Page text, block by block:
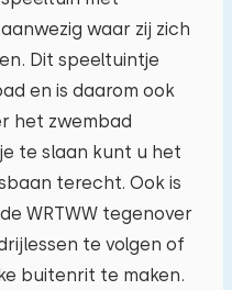
waar zij zich
Dit speeltuintje
en is daarom ook
het zwembad
te slaan kunt u het
terecht. Ook is
WRTWW tegenover
te volgen of
buitenrit te maken.